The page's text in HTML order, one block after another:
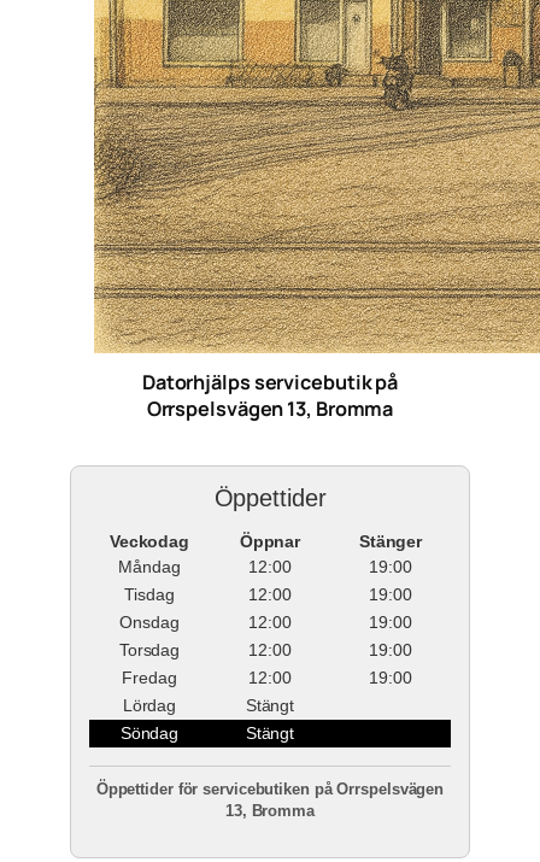
Datorhjälps servicebutik på
Orrspelsvägen 13, Bromma
Öppettider
Veckodag Öppnar
Stänger
Måndag
12:00
19:00
Tisdag
12:00
19:00
Onsdag
12:00
19:00
Torsdag
12:00
19:00
Fredag
12:00
19:00
Lördag
Stängt
Söndag
Stängt
Öppettider för servicebutiken på Orrspelsvägen
13, Bromma